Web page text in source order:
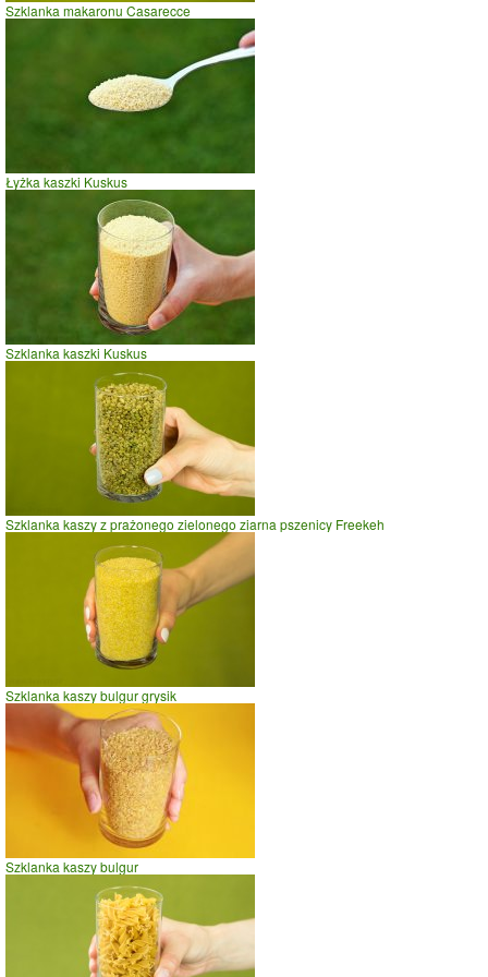
szybki taniec,trucht
prowadzenie samochodu
Szklanka makaronu Casarecce
Łyżka kaszki Kuskus
Szklanka kaszki Kuskus
Szklanka kaszy z prażonego zielonego ziarna pszenicy Freekeh
Szklanka kaszy bulgur grysik
Szklanka kaszy bulgur